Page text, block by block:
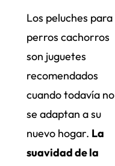
Los peluches para
perros cachorros
son juguetes
recomendados
cuando todavía no
se adaptan a su
nuevo hogar. La
suavidad de la